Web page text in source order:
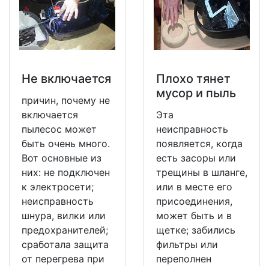
Не включается
причин, почему не
включается
пылесос может
быть очень много.
Вот основные из
них: не подключен
к электросети;
неисправность
шнура, вилки или
предохранителей;
сработала защита
от перегрева при
Плохо тянет
мусор и пыль
Эта
неисправность
появляется, когда
есть засоры или
трещины в шланге,
или в месте его
присоединения,
может быть и в
щетке; забились
фильтры или
переполнен